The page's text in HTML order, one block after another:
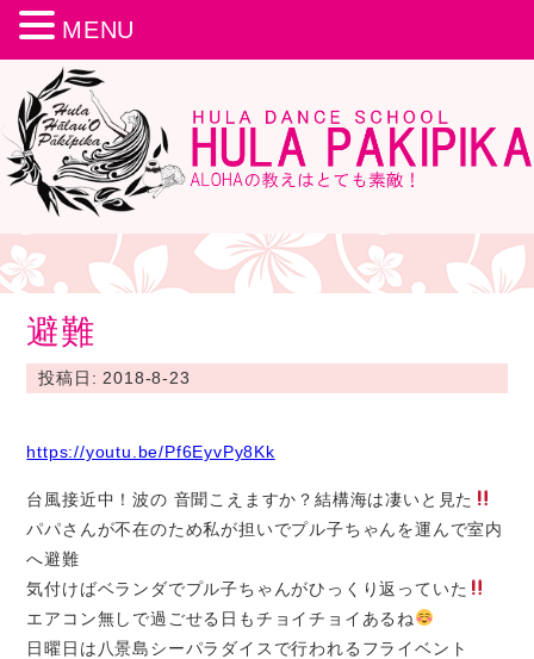
避難
投稿日: 2018-8-23
https://youtu.be/Pf6EyvPy8Kk
台風接近中！波の 音聞こえますか？結構海は凄いと見た
パパさんが不在のため私が担いでプル子ちゃんを運んで室内
へ避難
気付けばベランダでプル子ちゃんがひっくり返っていた
エアコン無しで過ごせる日もチョイチョイあるね
日曜日は八景島シーパラダイスで行われるフライベント
MENU